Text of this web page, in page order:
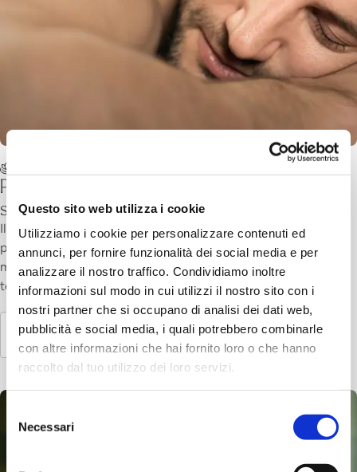
Questo sito web utilizza i cookie
Utilizziamo i cookie per personalizzare contenuti ed
annunci, per fornire funzionalità dei social media e per
analizzare il nostro traffico. Condividiamo inoltre
informazioni sul modo in cui utilizzi il nostro sito con i
nostri partner che si occupano di analisi dei dati web,
pubblicità e social media, i quali potrebbero combinarle
con altre informazioni che hai fornito loro o che hanno
raccolto dal tuo utilizzo dei loro servizi.
delNecessari
Prenotazione Massaggio Hammam con
schiuma 25 minuti
Il Massaggio Hammam con schiuma combina un delicato
peeling con una soffice e calda schiuma e movimenti di
massaggio fluidi. La tua pelle viene purificata e nutrita, le
tensioni si sciolgono e ritrovi la tua pace interiore.
Scopri di più